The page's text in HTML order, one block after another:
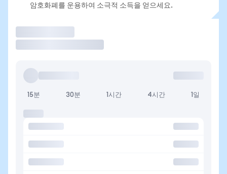
암호화폐를 운용하여 소극적 소득을 얻으세요.
15분 30분 1시간 4시간 1일